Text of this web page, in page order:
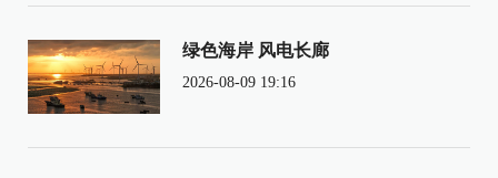
绿色海岸 风电长廊
2026-08-09 19:16